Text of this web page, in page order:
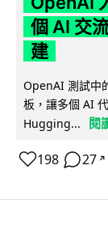
個 AI 交
建
OpenAI 測試中
板，讓多個 AI
Hugging...
閱
198 27 ↗